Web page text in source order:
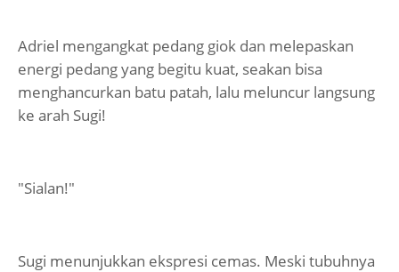
Adriel mengangkat pedang giok dan melepaskan
energi pedang yang begitu kuat, seakan bisa
menghancurkan batu patah, lalu meluncur langsung
ke arah Sugi!
"Sialan!"
Sugi menunjukkan ekspresi cemas. Meski tubuhnya